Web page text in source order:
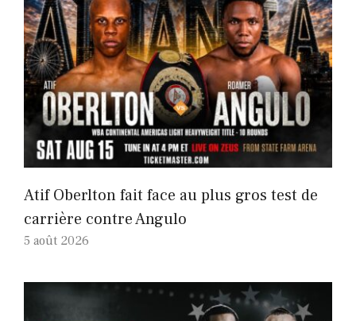
Atif Oberlton fait face au plus gros test de
carrière contre Angulo
5 août 2026